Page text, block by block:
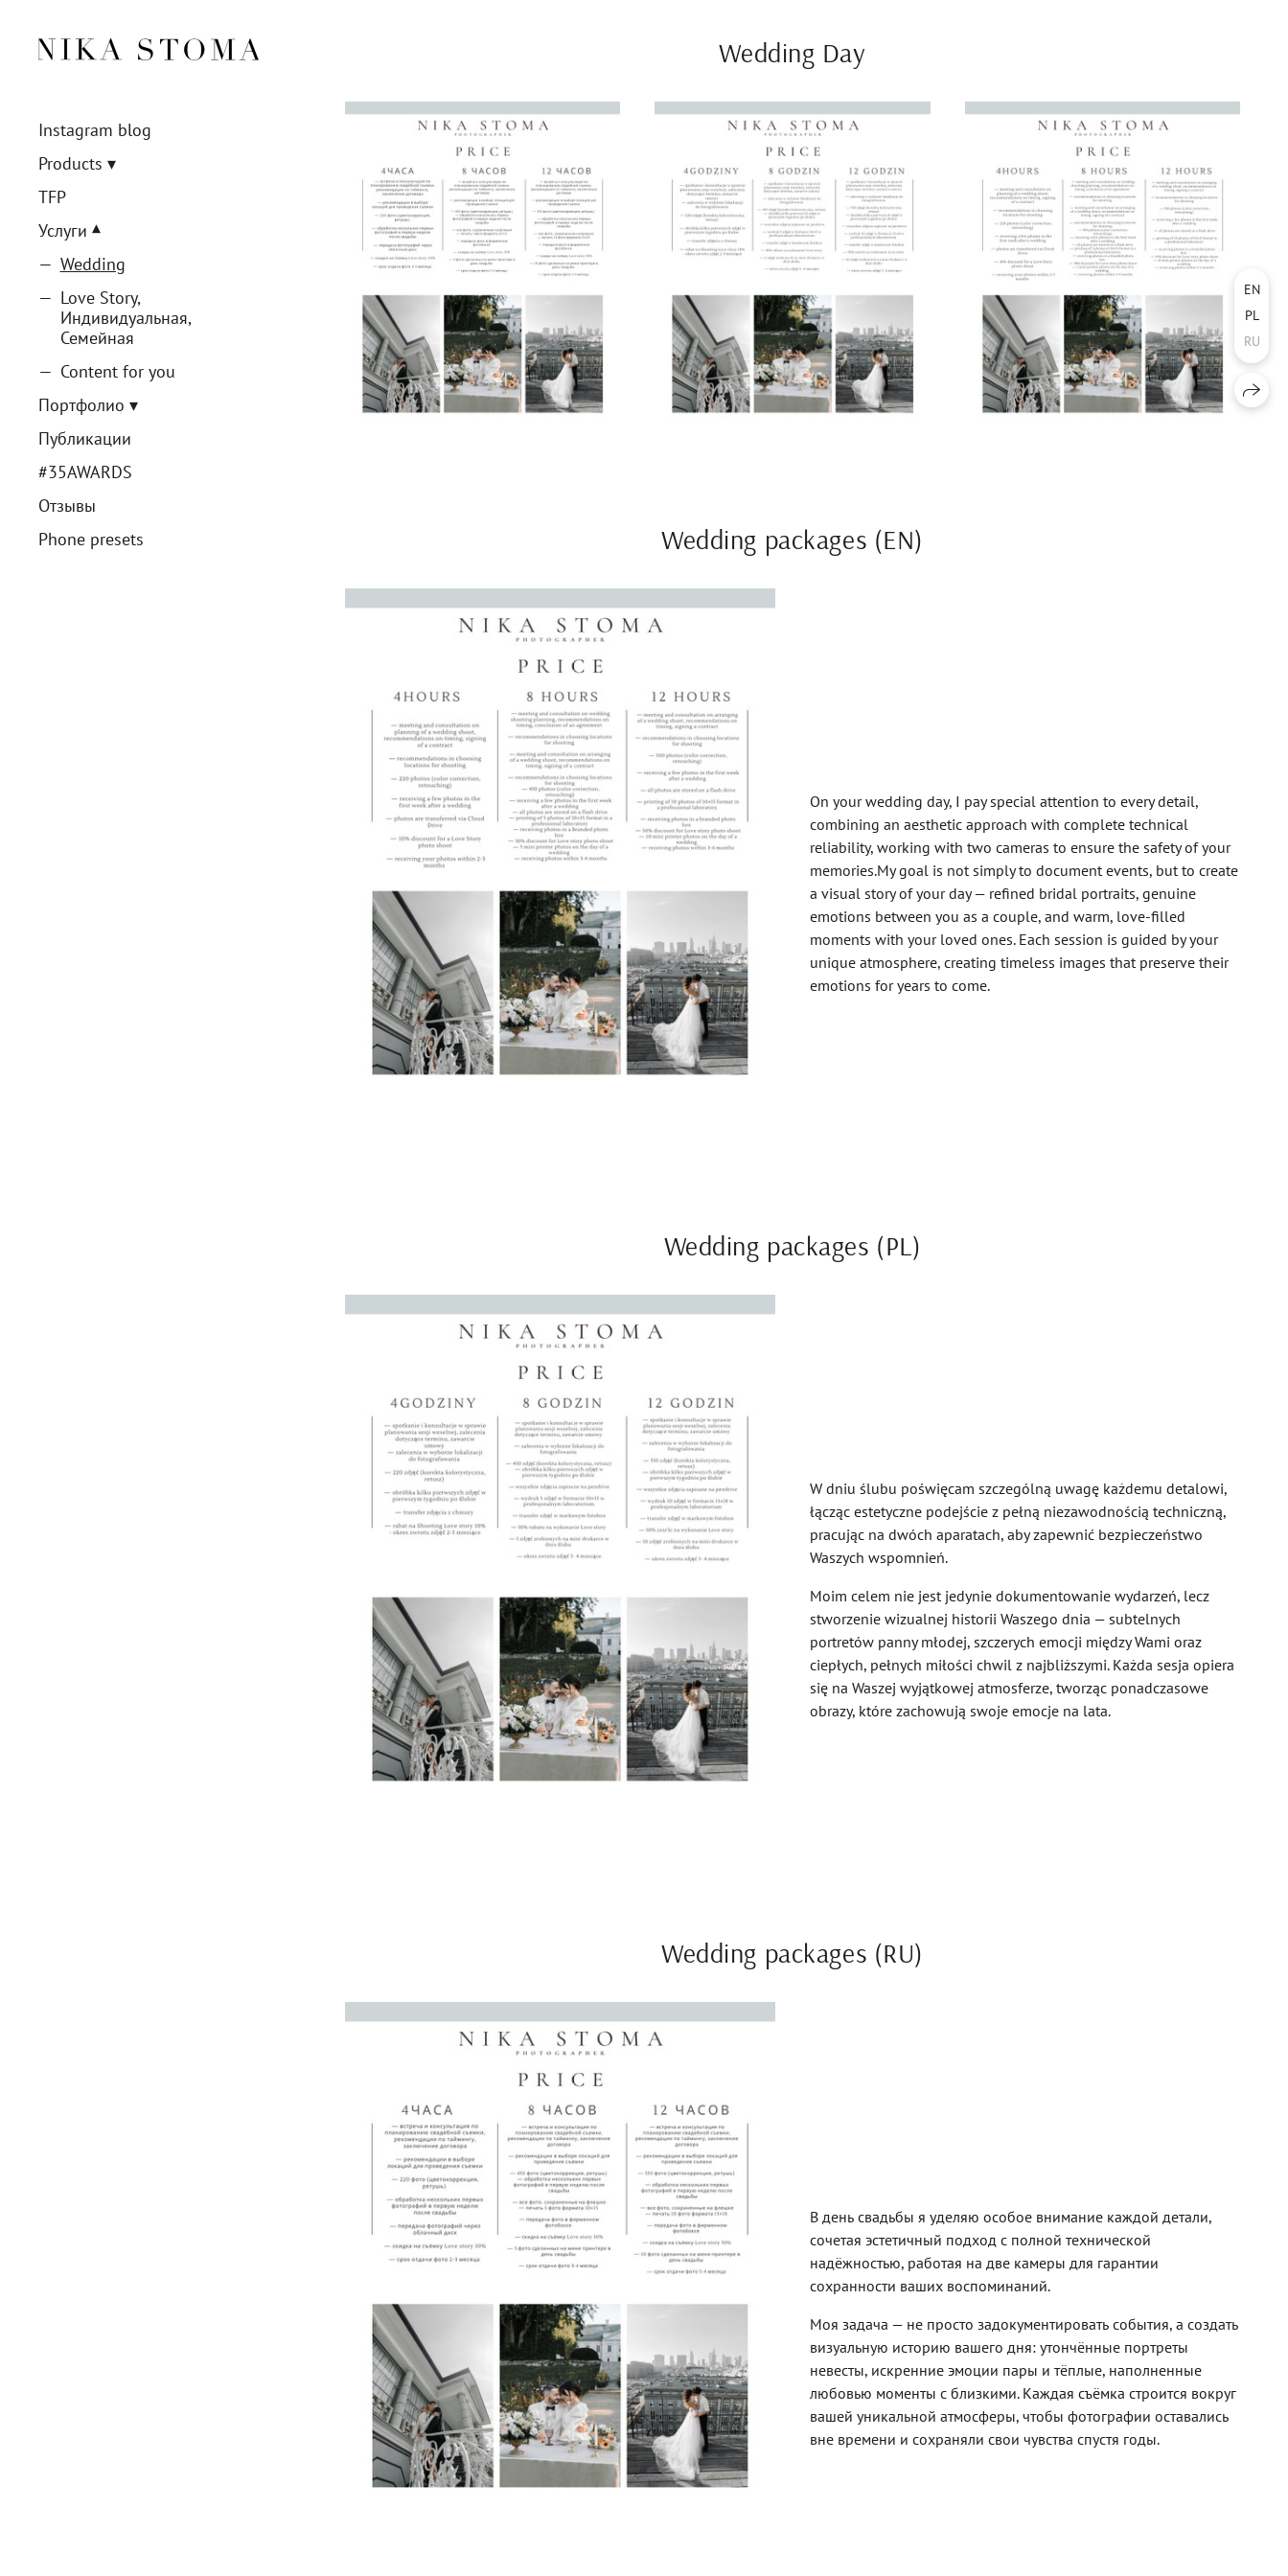
Instagram blog
Products
TFP
Услуги
Wedding
Love Story,
Индивидуальная,
Семейная
Content for you
Портфолио
Публикации
#35AWARDS
Отзывы
Phone presets
Wedding Day
Wedding packages (EN)
On your wedding day, I pay special attention to every detail,
combining an aesthetic approach with complete technical
reliability, working with two cameras to ensure the safety of your
memories.My goal is not simply to document events, but to create
a visual story of your day — refined bridal portraits, genuine
emotions between you as a couple, and warm, love-filled
moments with your loved ones. Each session is guided by your
unique atmosphere, creating timeless images that preserve their
emotions for years to come.
Wedding packages (PL)
W dniu ślubu poświęcam szczególną uwagę każdemu detalowi,
łącząc estetyczne podejście z pełną niezawodnością techniczną,
pracując na dwóch aparatach, aby zapewnić bezpieczeństwo
Waszych wspomnień.
Moim celem nie jest jedynie dokumentowanie wydarzeń, lecz
stworzenie wizualnej historii Waszego dnia — subtelnych
portretów panny młodej, szczerych emocji między Wami oraz
ciepłych, pełnych miłości chwil z najbliższymi. Każda sesja opiera
się na Waszej wyjątkowej atmosferze, tworząc ponadczasowe
obrazy, które zachowują swoje emocje na lata.
Wedding packages (RU)
В день свадьбы я уделяю особое внимание каждой детали,
сочетая эстетичный подход с полной технической
надёжностью, работая на две камеры для гарантии
сохранности ваших воспоминаний.
Моя задача — не просто задокументировать события, а создать
визуальную историю вашего дня: утончённые портреты
невесты, искренние эмоции пары и тёплые, наполненные
любовью моменты с близкими. Каждая съёмка строится вокруг
вашей уникальной атмосферы, чтобы фотографии оставались
вне времени и сохраняли свои чувства спустя годы.
EN
PL
RU